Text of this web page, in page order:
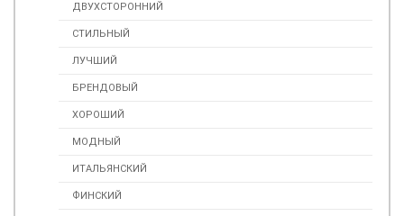
ДВУХСТОРОННИЙ
СТИЛЬНЫЙ
ЛУЧШИЙ
БРЕНДОВЫЙ
ХОРОШИЙ
МОДНЫЙ
ИТАЛЬЯНСКИЙ
ФИНСКИЙ